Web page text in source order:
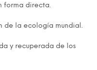
forma directa.
de la ecología mundial.
y recuperada de los